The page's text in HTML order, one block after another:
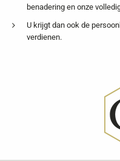
benadering en onze
U krijgt dan ook de
verdienen.